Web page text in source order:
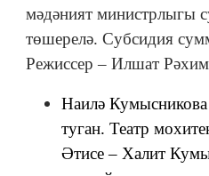
мәдәният министрлыгы
төшерелә. Субсидия
Режиссер – Илшат
Наилә
туган. Театр
Әтисе – Халит